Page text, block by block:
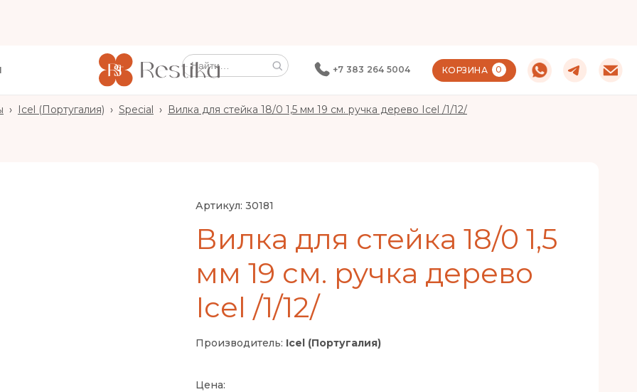
+7 383 264 5004 КОРЗИНА 0
› Icel (Португалия) › Special › Вилка для стейка 18/0 1,5 мм 19 см. ручка дерево Icel /1/12/
Артикул: 30181
Вилка для стейка 18/0 1,5
мм 19 см. ручка дерево
Icel /1/12/
Производитель: Icel (Португалия)
Цена: